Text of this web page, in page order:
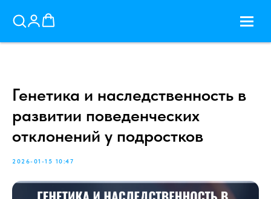
Генетика и наследственность в
развитии поведенческих
отклонений у подростков
2026-01-15 10:47